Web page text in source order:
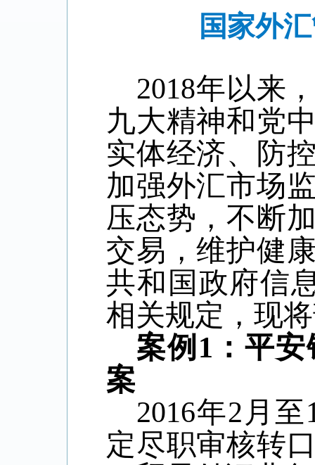
国家外
2018年以来
九大精神和党
实体经济、防
加强外汇市场
压态势，不断
交易，维护健
共和国政府信
相关规定，现
案例 1 ：平
案
2016年2 月至
定尽职审核转